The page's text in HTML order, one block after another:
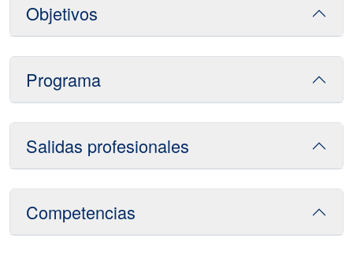
Objetivos
Programa
Salidas profesionales
Competencias